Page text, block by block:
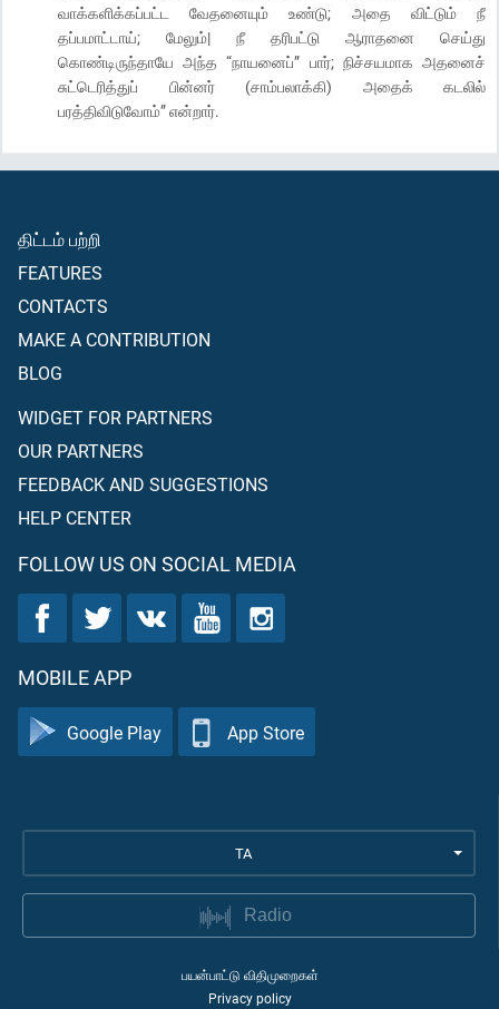
வாக்களிக்கப்பட்ட வேதனையும் உண்டு; அதை விட்டும் நீ
தப்பமாட்டாய்; மேலும்| நீ தரிபட்டு ஆராதனை செய்து
கொண்டிருந்தாயே அந்த “நாயனைப்” பார்; நிச்சயமாக அதனைச்
சுட்டெரித்துப் பின்னர் (சாம்பலாக்கி) அதைக் கடலில்
பரத்திவிடுவோம்” என்றார்.
திட்டம் பற்றி
FEATURES
CONTACTS
MAKE A CONTRIBUTION
BLOG
WIDGET FOR PARTNERS
OUR PARTNERS
FEEDBACK AND SUGGESTIONS
HELP CENTER
FOLLOW US ON SOCIAL MEDIA
MOBILE APP
Google Play App Store
TA
Radio
பயன்பாட்டு விதிமுறைகள்
Privacy policy